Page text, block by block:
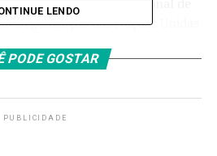
Organização das Nações Unidas
Onúmero de mortos já
últimos dados do governo
LENDO
PODE GOSTAR
PUBLICIDADE